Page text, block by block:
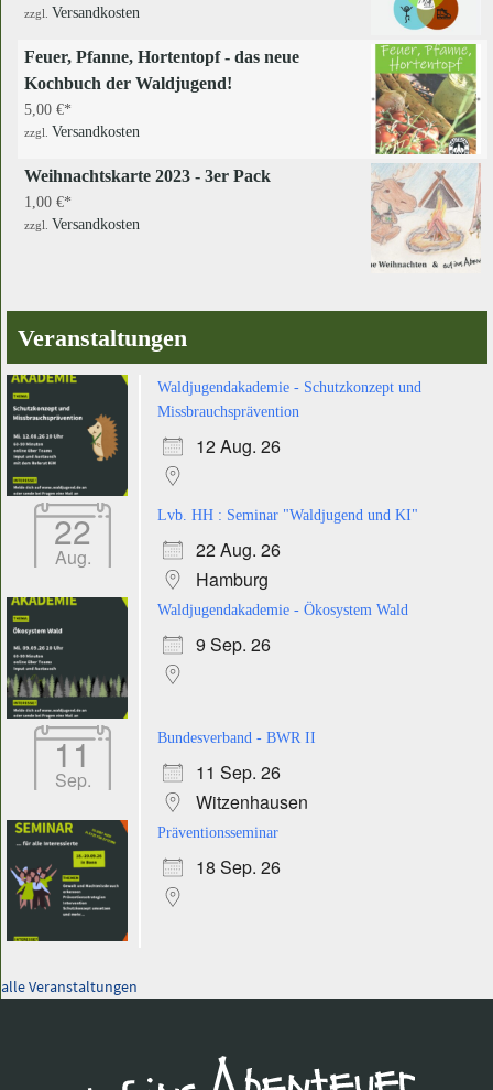
zzgl. Versandkosten
Feuer, Pfanne, Hortentopf - das neue
Kochbuch der Waldjugend!
5,00 €
zzgl. Versandkosten
Weihnachtskarte 2023 - 3er Pack
1,00 €
zzgl. Versandkosten
Veranstaltungen
Waldjugendakademie - Schutzkonzept und
Missbrauchsprävention
12 Aug. 26
22
Aug.
Lvb. HH : Seminar "Waldjugend und KI"
22 Aug. 26
Hamburg
Waldjugendakademie - Ökosystem Wald
9 Sep. 26
11
Sep.
Bundesverband - BWR II
11 Sep. 26
Witzenhausen
Präventionsseminar
18 Sep. 26
alle Veranstaltungen